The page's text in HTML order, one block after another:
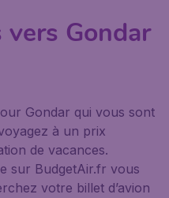
vers Gondar
Gondar qui vous sont
à un prix
de vacances.
sur BudgetAir.fr vous
votre billet d’avion